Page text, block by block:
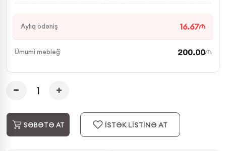
Aylıq ödəniş 16.67
Ümumi məbləğ 200.00
SƏBƏTƏ AT İSTƏK LİSTİNƏ AT